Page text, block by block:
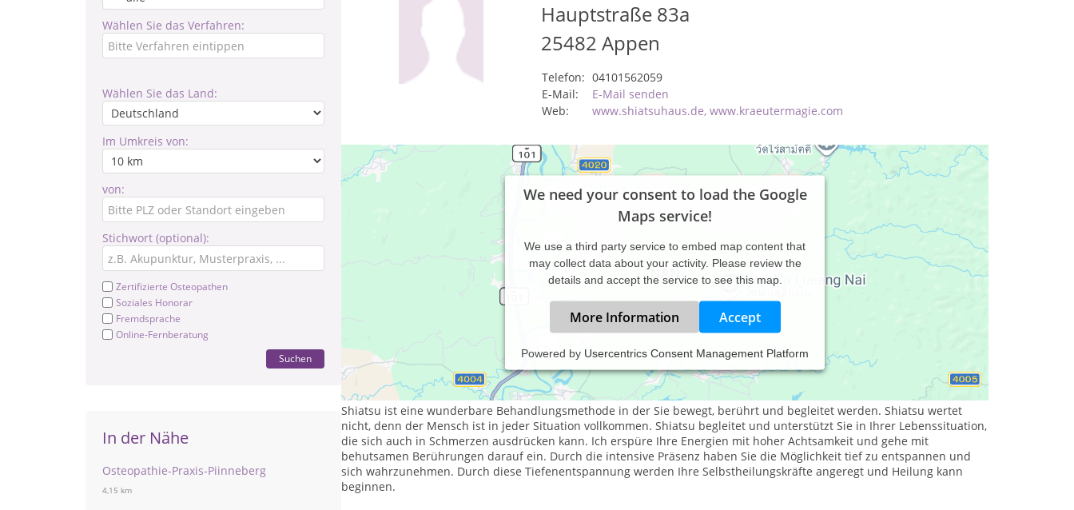
Wählen Sie das Verfahren:
Wählen Sie das Land:
Im Umkreis von:
von:
Stichwort (optional):
Zertifizierte Osteopathen
Soziales Honorar
Fremdsprache
Online-Fernberatung
Suchen
In der Nähe
Osteopathie-Praxis-Piinneberg
4,15 km
Hauptstraße 83a
25482 Appen
Telefon: 04101562059
E-Mail:
E-Mail senden
Web:
www.shiatsuhaus.de, www.kraeutermagie.com
We need your consent to load the Google
Maps service!
We use a third party service to embed map content that
may collect data about your activity. Please review the
details and accept the service to see this map.
More Information Accept
Powered by Usercentrics Consent Management Platform
Meine Spezialgebiete sind Shiatsu und Pflanzenheilkunde.
Shiatsu ist eine wunderbare Behandlungsmethode in der Sie bewegt, berührt und begleitet werden. Shiatsu wertet
nicht, denn der Mensch ist in jeder Situation vollkommen. Shiatsu begleitet und unterstützt Sie in Ihrer Lebenssituation,
die sich auch in Schmerzen ausdrücken kann. Ich erspüre Ihre Energien mit hoher Achtsamkeit und gehe mit
behutsamen Berührungen darauf ein. Durch die intensive Präsenz haben Sie die Möglichkeit tief zu entspannen und
sich wahrzunehmen. Durch diese Tiefenentspannung werden Ihre Selbstheilungskräfte angeregt und Heilung kann
beginnen.